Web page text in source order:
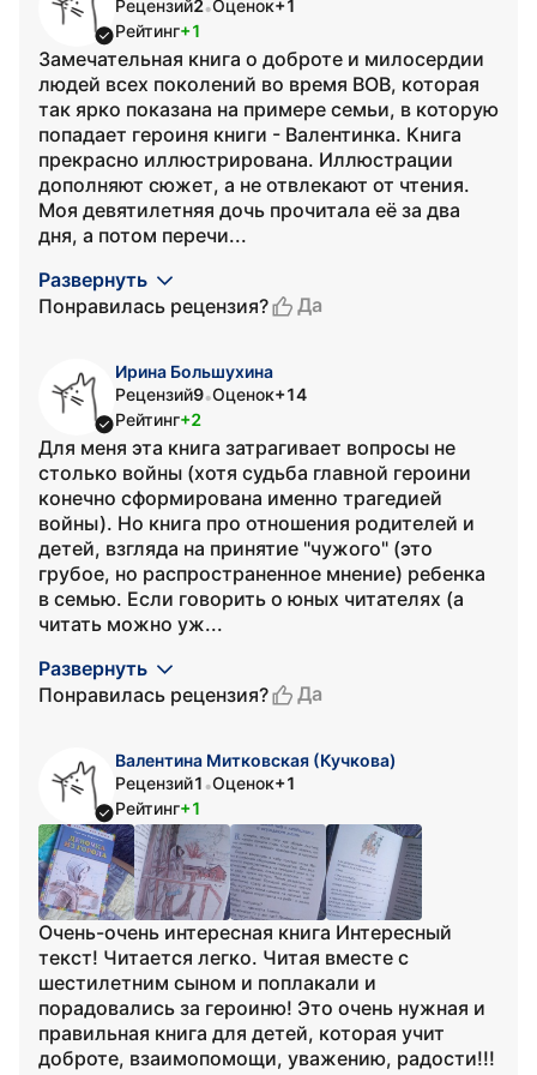
Рецензий2•Оценок+1
Рейтинг+1
Замечательная книга о доброте и милосердии
людей всех поколений во время ВОВ, которая
так ярко показана на примере семьи, в которую
попадает героиня книги - Валентинка. Книга
прекрасно иллюстрирована. Иллюстрации
дополняют сюжет, а не отвлекают от чтения.
Моя девятилетняя дочь прочитала её за два
дня, а потом перечи...
Развернуть
Понравилась рецензия?
Да
Ирина Большухина
Рецензий9•Оценок+14
Рейтинг+2
Для меня эта книга затрагивает вопросы не
столько войны (хотя судьба главной героини
конечно сформирована именно трагедией
войны). Но книга про отношения родителей и
детей, взгляда на принятие "чужого" (это
грубое, но распространенное мнение) ребенка
в семью. Если говорить о юных читателях (а
читать можно уж...
Развернуть
Понравилась рецензия?
Да
Валентина Митковская (Кучкова)
Рецензий1 •Оценок+1
Рейтинг+1
Очень-очень интересная книга Интересный
текст! Читается легко. Читая вместе с
шестилетним сыном и поплакали и
порадовались за героиню! Это очень нужная и
правильная книга для детей, которая учит
доброте, взаимопомощи, уважению, радости!!!